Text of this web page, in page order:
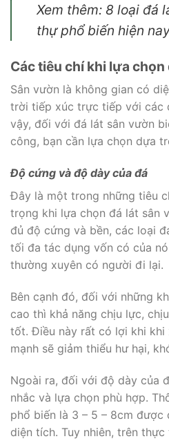
Xem thêm: 8 loại đá
thự phổ biến hiện
Các tiêu chí khi lựa
Sân vườn là không gian có
trời tiếp xúc trực tiếp với các
vậy, đối với đá lát sân vườn
công, bạn cần lựa chọn dựa
Độ cứng và độ dày của đá
Đây là một trong những tiêu
trọng khi lựa chọn đá lát sân
đủ độ cứng và bền, các loại
tối đa tác dụng vốn có của
thường xuyên có người đi lại.
Bên cạnh đó, đối với những
cao thì khả năng chịu lực,
tốt. Điều này rất có lợi khi khi
mạnh sẽ giảm thiểu hư hại,
Ngoài ra, đối với độ dày của
nhắc và lựa chọn phù hợp.
phổ biến là 3 – 5 – 8cm được
diện tích. Tuy nhiên, trên